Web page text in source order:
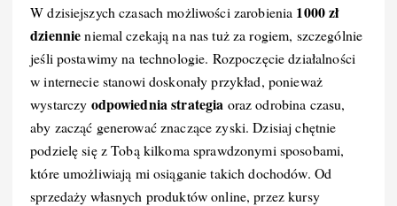
c
e
b
o
o
k
er
e
st
m
bl
r
d
di
t
k
e
d
I
n
p
y
Li
n
k
W dzisiejszych czasach możliwości zarobienia 1000 zł
dziennieniemal czekają na nas tuż za rogiem, szczególnie
jeśli postawimy na technologie. Rozpoczęcie działalności
w internecie stanowi doskonały przykład, ponieważ
wystarczy odpowiednia strategia oraz odrobina czasu,
aby zacząć generować znaczące zyski. Dzisiaj chętnie
podzielę się z Tobą kilkoma sprawdzonymi sposobami,
które umożliwiają mi osiąganie takich dochodów. Od
sprzedaży własnych produktów online, przez kursy